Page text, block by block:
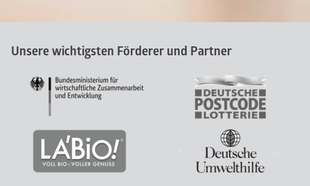
Unsere wichtigsten Förderer und Partner